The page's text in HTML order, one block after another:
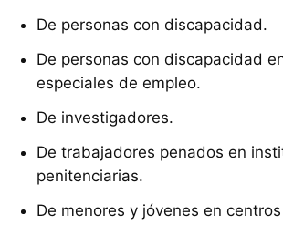
De personas con discapacidad.
De personas con discapacidad
especiales de empleo.
De investigadores.
De trabajadores penados en
penitenciarias.
De menores y jóvenes en